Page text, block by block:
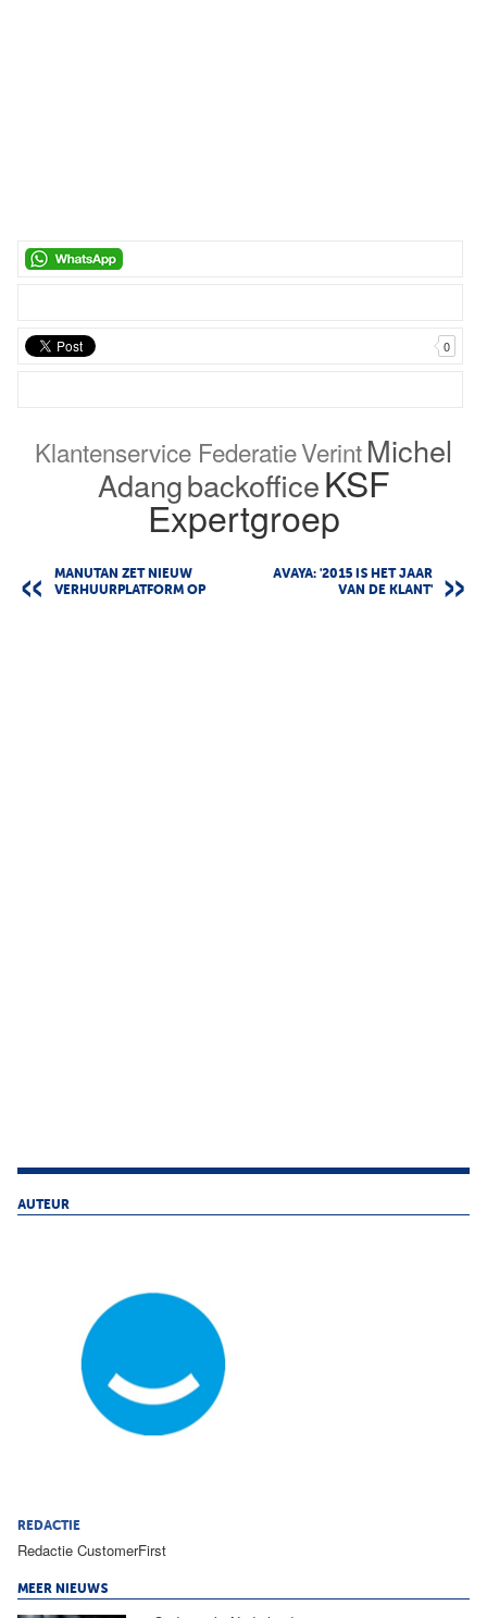
0
Klantenservice FederatieVerintMichel
AdangbackofficeKSF
Expertgroep
MANUTAN ZET NIEUW
VERHUURPLATFORM OP
AVAYA: '2015 IS HET JAAR
VAN DE KLANT'
AUTEUR
REDACTIE
Redactie CustomerFirst
MEER NIEUWS